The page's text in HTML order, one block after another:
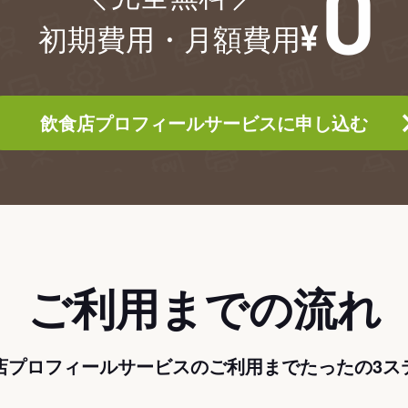
初期費用・月額費用
飲食店プロフィールサービスに申し込む
ご利用までの流れ
プロフィールサービスのご利用までたったの3ス